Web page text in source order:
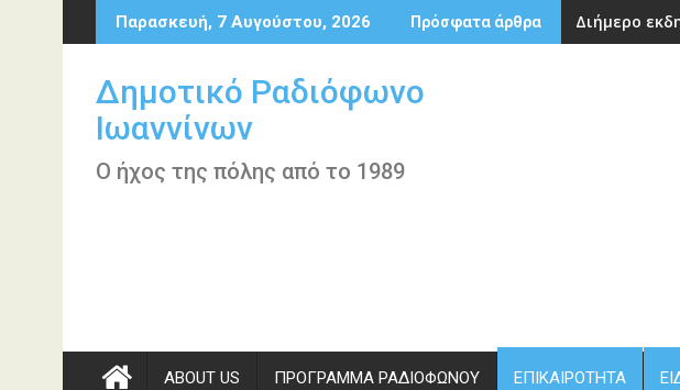
Περάστε
στο
Παρασκευή, 7 Αυγούστου, 2026 Πρόσφατα άρθρα Διήμερο
Δημοτικό Ραδιόφωνο
Ιωαννίνων
Ο ήχος της πόλης από το 1989
ABOUT US ΠΡΌΓΡΑΜΜΑ ΡΑΔΙΟΦΏΝΟΥ ΕΠΙΚΑΙΡΌΤΗΤΑ